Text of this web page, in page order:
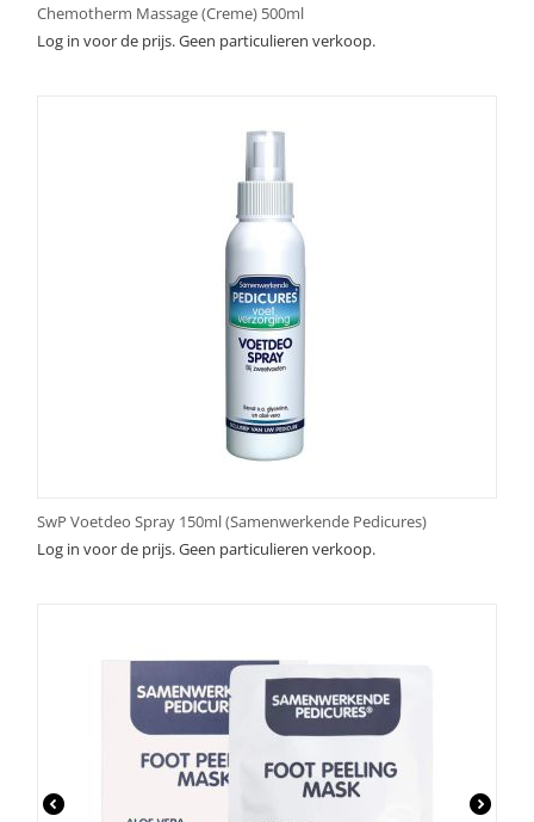
Chemotherm Massage (Creme) 500ml
Log in voor de prijs. Geen particulieren verkoop.
SwP Voetdeo Spray 150ml (Samenwerkende Pedicures)
Log in voor de prijs. Geen particulieren verkoop.